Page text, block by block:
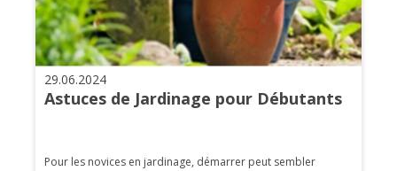
29.06.2024
Astuces de Jardinage pour Débutants
Pour les novices en jardinage, démarrer peut sembler